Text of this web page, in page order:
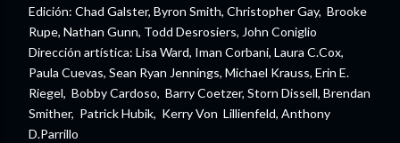
Edición: Chad Galster, Byron Smith, Christopher Gay, Brooke
Rupe, Nathan Gunn, Todd Desrosiers, John Coniglio
Dirección artística: Lisa Ward, Iman Corbani, Laura C.Cox,
Paula Cuevas, Sean Ryan Jennings, Michael Krauss, Erin E.
Riegel, Bobby Cardoso, Barry Coetzer, Storn Dissell, Brendan
Smither, Patrick Hubik, Kerry Von Lillienfeld, Anthony
D.Parrillo